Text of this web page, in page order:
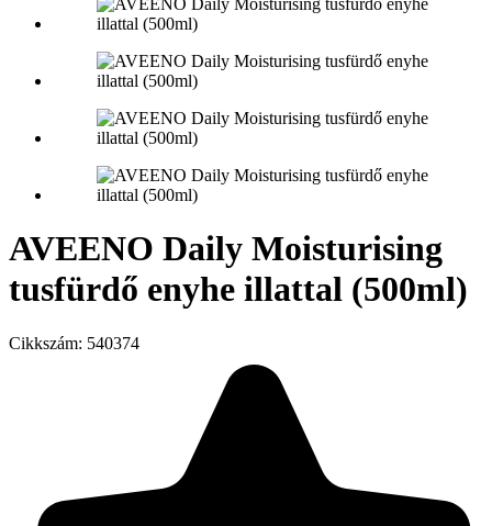
AVEENO Daily Moisturising
tusfürdő enyhe illattal (500ml)
Cikkszám: 540374